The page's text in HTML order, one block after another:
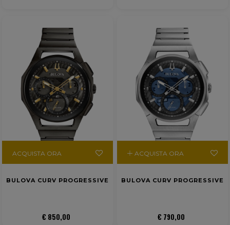
ACQUISTA ORA
BULOVA CURV PROGRESSIVE
€ 850,00
ACQUISTA ORA
BULOVA CURV PROGRESSIVE
€ 790,00